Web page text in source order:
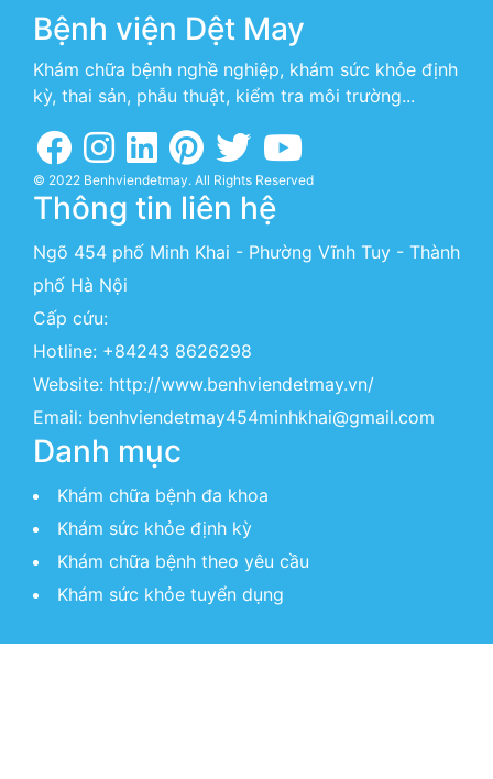
Bệnh viện Dệt May
Khám chữa bệnh nghề nghiệp, khám sức khỏe định
kỳ, thai sản, phẫu thuật, kiểm tra môi trường...
© 2022 Benhviendetmay. All Rights Reserved
Thông tin liên hệ
Ngõ 454 phố Minh Khai - Phường Vĩnh Tuy - Thành
phố Hà Nội
Cấp cứu:
Hotline: +84243 8626298
Website: http://www.benhviendetmay.vn/
Email: benhviendetmay454minhkhai@gmail.com
Danh mục
Khám chữa bệnh đa khoa
Khám sức khỏe định kỳ
Khám chữa bệnh theo yêu cầu
Khám sức khỏe tuyển dụng